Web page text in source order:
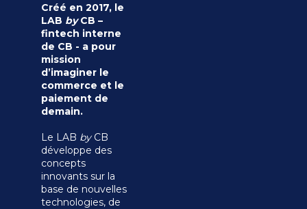
Créé en 2017, le
LAB byCB –
fintech interne
de CB - a pour
mission
d’imaginer le
commerce et le
paiement de
demain.
Le LAB byCB
développe des
concepts
innovants sur la
base de nouvelles
technologies, de